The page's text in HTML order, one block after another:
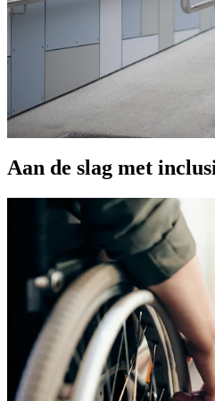
Aan de slag met